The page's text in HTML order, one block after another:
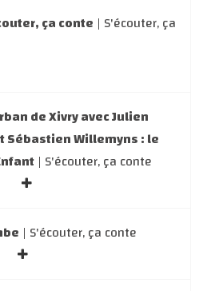
ça conte | S'écouter, ça
de Xivry avec Julien
Sébastien Willemyns : le
| S'écouter, ça conte
| S'écouter, ça conte